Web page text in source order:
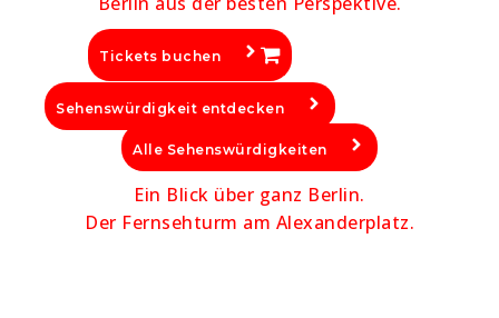
Tickets buchen
Sehenswürdigkeit entdecken
Alle Sehenswürdigkeiten
Ein Blick über ganz Berlin.
Der Fernsehturm am Alexanderplatz.